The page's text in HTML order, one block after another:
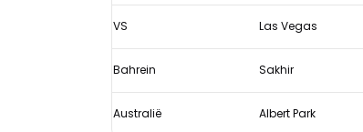
VS Las Vegas
Bahrein Sakhir
Australië Albert Park